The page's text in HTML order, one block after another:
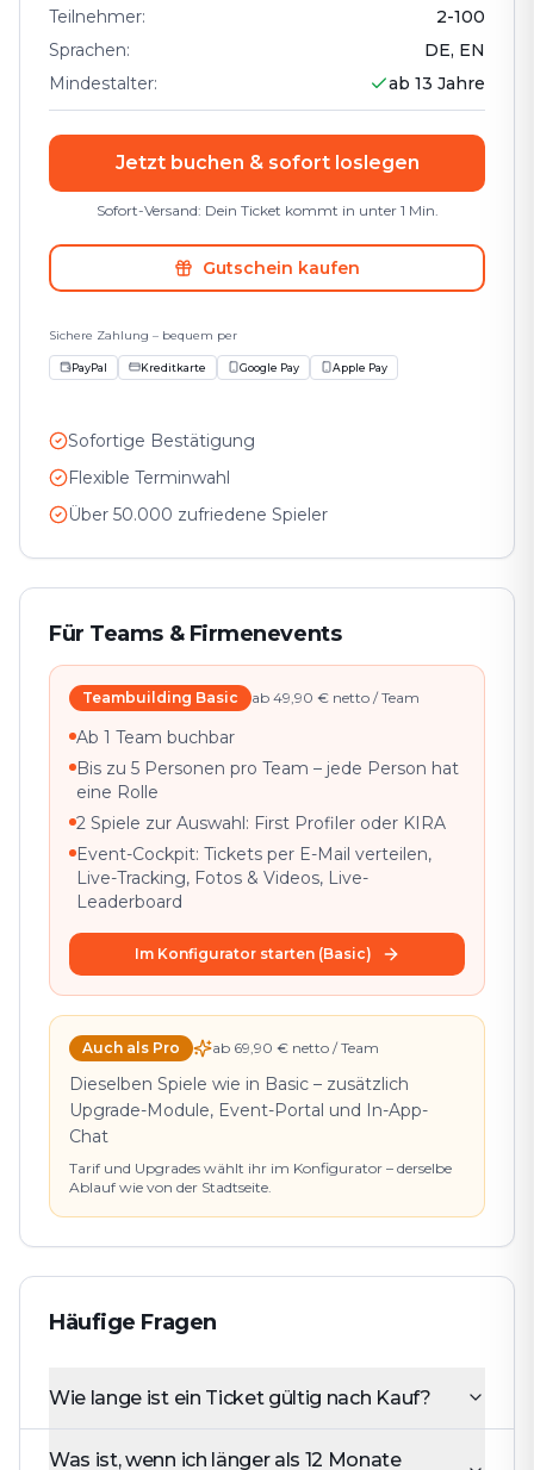
Teilnehmer: 2-100
Sprachen:
DE, EN
Mindestalter: ab 13 Jahre
Jetzt buchen & sofort loslegen
Sofort-Versand: Dein Ticket kommt in unter 1 Min.
Gutschein kaufen
Sichere Zahlung – bequem per
PayPal Kreditkarte Google Pay Apple Pay
Sofortige Bestätigung
Flexible Terminwahl
Über 50.000 zufriedene Spieler
Für Teams & Firmenevents
Teambuilding Basic ab 49,90 € netto / Team
Ab 1 Team buchbar
Bis zu 5 Personen pro Team – jede Person hat
eine Rolle
2 Spiele zur Auswahl: First Profiler oder KIRA
Event-Cockpit: Tickets per E-Mail verteilen,
Live-Tracking, Fotos & Videos, Live-
Leaderboard
Im Konfigurator starten (Basic)
Auch als Pro ab 69,90 € netto / Team
Dieselben Spiele wie in Basic – zusätzlich
Upgrade-Module, Event-Portal und In-App-
Chat
Tarif und Upgrades wählt ihr im Konfigurator – derselbe
Ablauf wie von der Stadtseite.
Häufige Fragen
Wie lange ist ein Ticket gültig nach Kauf?
Was ist, wenn ich länger als 12 Monate